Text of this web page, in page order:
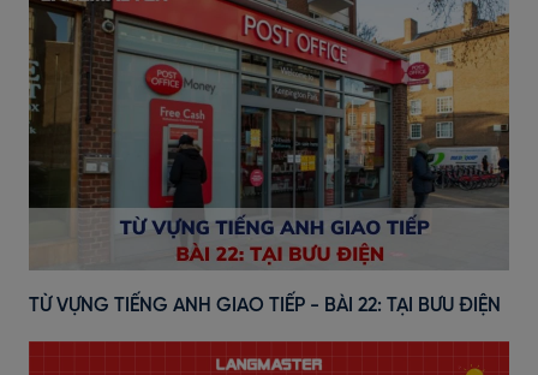
TỪ VỰNG TIẾNG ANH GIAO TIẾP - BÀI 22: TẠI BƯU ĐIỆN